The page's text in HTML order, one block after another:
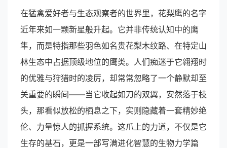
在猛禽爱好者与生态观察者的世界里，花梨鹰的名字
近年来如一颗新星般升起。它并非传统认知中的鹰
隼，而是特指那些羽色如名贵花梨木纹路、在特定山
林生态中占据顶级地位的鹰类。人们痴迷于它翱翔时
的优雅与狩猎时的凌厉，却常常忽略了一个静默却至
关重要的瞬间——当它收起如刀的双翼，安然落于枝
头，那看似放松的栖息之下，实则隐藏着一套精妙绝
伦、力量惊人的抓握系统。这爪上的力道，不仅是它
生存的基石，更是一部写满进化智慧的生物力学篇